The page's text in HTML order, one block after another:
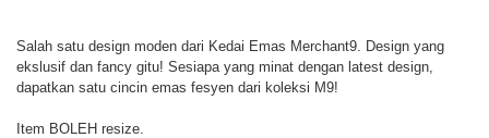
Salah satu design moden dari Kedai Emas Merchant9. Design yang
ekslusif dan fancy gitu! Sesiapa yang minat dengan latest design,
dapatkan satu cincin emas fesyen dari koleksi M9!
Item BOLEH resize.